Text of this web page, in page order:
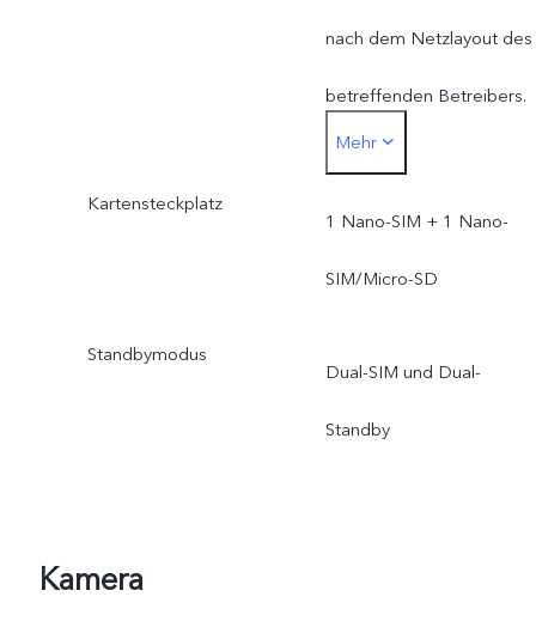
nach dem Netzlayout des
betreffenden Betreibers.
Das Gerät wird nach der
offiziellen Markteinführung
per OTA-Upgrade auf den
Mehr
Kartensteckplatz
1 Nano-SIM + 1 Nano-
SIM/Micro-SD
Standbymodus
Dual-SIM und Dual-
Standby
Kamera